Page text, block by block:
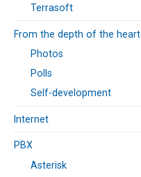
Terrasoft
From the depth of the heart
Photos
Polls
Self-development
Internet
PBX
Asterisk